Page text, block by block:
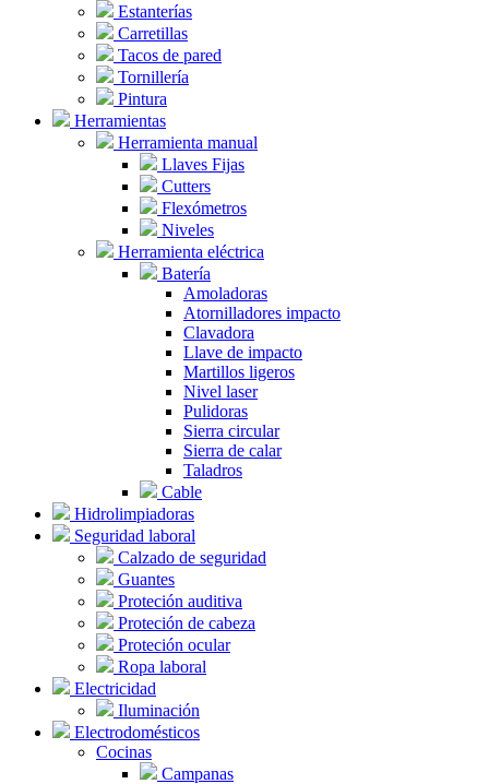
Estanterías
Carretillas
Tacos de pared
Tornillería
Pintura
Herramientas
Herramienta manual
Llaves Fijas
Cutters
Flexómetros
Niveles
Herramienta eléctrica
Batería
Amoladoras
Atornilladores impacto
Clavadora
Llave de impacto
Martillos ligeros
Nivel laser
Pulidoras
Sierra circular
Sierra de calar
Taladros
Cable
Hidrolimpiadoras
Seguridad laboral
Calzado de seguridad
Guantes
Proteción auditiva
Proteción de cabeza
Proteción ocular
Ropa laboral
Electricidad
Iluminación
Electrodomésticos
Cocinas
Campanas